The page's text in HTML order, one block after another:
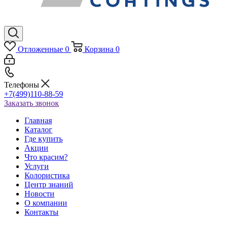
Отложенные 0 Корзина 0
Телефоны
+7(499)110-88-59
Заказать звонок
Главная
Каталог
Где купить
Акции
Что красим?
Услуги
Колористика
Центр знаний
Новости
О компании
Контакты